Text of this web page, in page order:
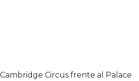
Circus frente al Palace